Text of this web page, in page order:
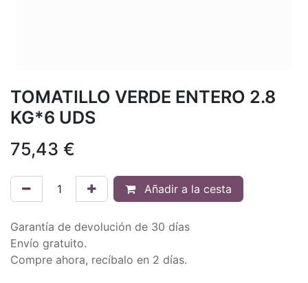
TOMATILLO VERDE ENTERO 2.8
KG*6 UDS
75,43 €
Añadir a la cesta
Garantía de devolución de 30 días
Envío gratuito.
Compre ahora, recíbalo en 2 días.